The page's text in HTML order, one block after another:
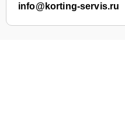
info@korting-servis.ru